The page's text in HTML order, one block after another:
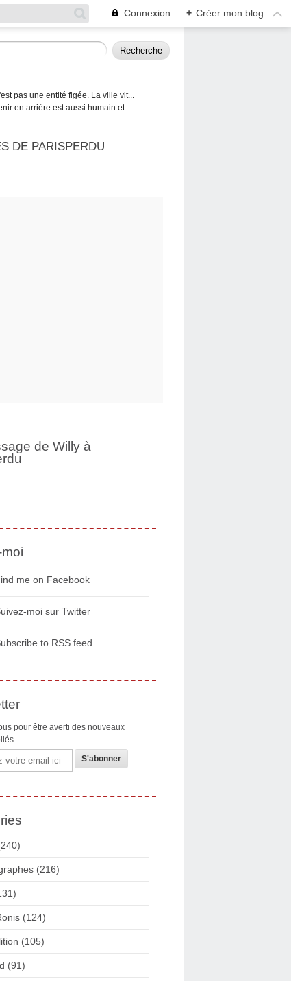
Connexion + Créer mon blog
pas une entité figée. La ville vit...
en arrière est aussi humain et
DE PARISPERDU
de Willy à
me on Facebook
moi sur Twitter
to RSS feed
pour être averti des nouveaux
(216)
(124)
(105)
(91)